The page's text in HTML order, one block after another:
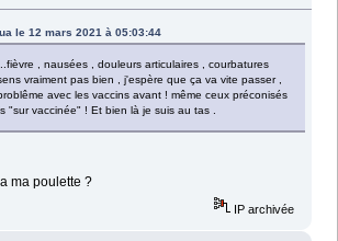
le 12 mars 2021 à 05:03:44
, nausées , douleurs articulaires , courbatures
vraiment pas bien , j'espère que ça va vite passer ,
avec les vaccins avant ! même ceux préconisés
"sur vaccinée" ! Et bien là je suis au tas .
ma poulette ?
IP archivée